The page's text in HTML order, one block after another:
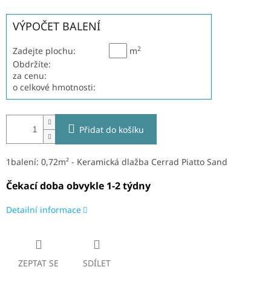
VÝPOČET BALENÍ
Zadejte plochu: m2
Obdržíte:
za cenu:
o celkové hmotnosti:
Přidat do košíku
1balení: 0,72m² - Keramická dlažba Cerrad Piatto Sand
Čekací doba obvykle 1-2 týdny
Detailní informace
ZEPTAT SE SDÍLET